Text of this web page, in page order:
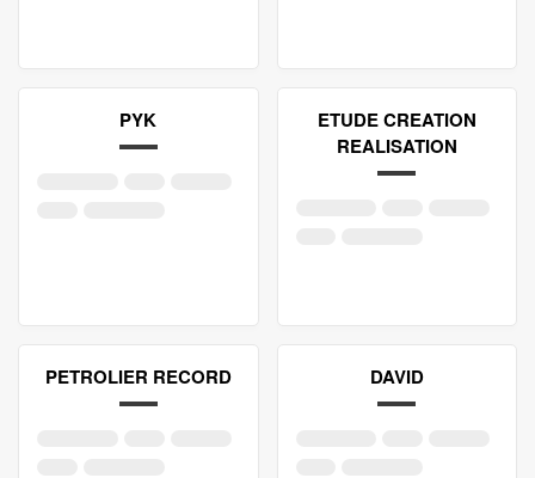
PYK
ETUDE CREATION
REALISATION
PETROLIER RECORD DAVID